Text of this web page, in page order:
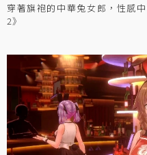
穿著旗袍的中華兔女郎，性感
2》